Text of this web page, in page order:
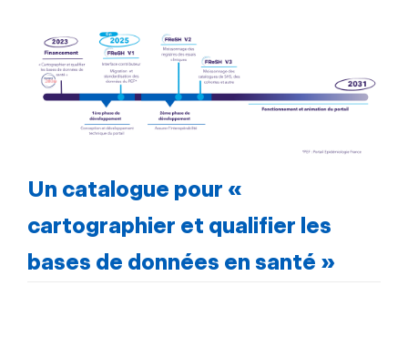
Un catalogue pour «
cartographier et qualifier les
bases de données en santé »